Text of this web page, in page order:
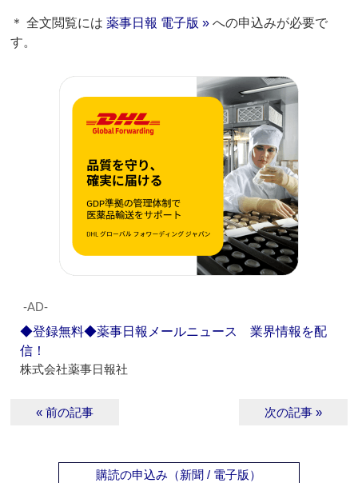
＊ 全文閲覧には薬事日報 電子版 » への申込みが必要で
す。
‐AD‐
◆登録無料◆薬事日報メールニュース 業界情報を配
信！
株式会社薬事日報社
« 前の記事 次の記事 »
購読の申込み（新聞 / 電子版）